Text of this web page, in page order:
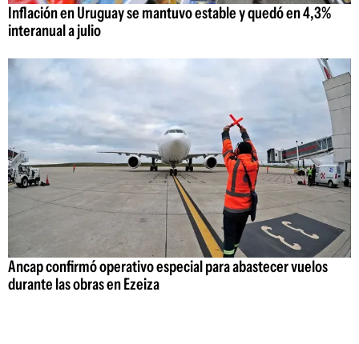
Inflación en Uruguay se mantuvo estable y quedó en 4,3%
interanual a julio
Ancap confirmó operativo especial para abastecer vuelos
durante las obras en Ezeiza